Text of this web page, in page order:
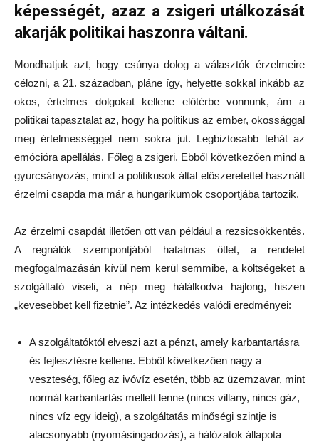
képességét, azaz a zsigeri utálkozását
akarják politikai haszonra váltani.
Mondhatjuk azt, hogy csúnya dolog a választók érzelmeire
célozni, a 21. században, pláne így, helyette sokkal inkább az
okos, értelmes dolgokat kellene előtérbe vonnunk, ám a
politikai tapasztalat az, hogy ha politikus az ember, okossággal
meg értelmességgel nem sokra jut. Legbiztosabb tehát az
emócióra apellálás. Főleg a zsigeri. Ebből következően mind a
gyurcsányozás, mind a politikusok által előszeretettel használt
érzelmi csapda ma már a hungarikumok csoportjába tartozik.
Az érzelmi csapdát illetően ott van például a rezsicsökkentés.
A regnálók szempontjából hatalmas ötlet, a rendelet
megfogalmazásán kívül nem kerül semmibe, a költségeket a
szolgáltató viseli, a nép meg hálálkodva hajlong, hiszen
„kevesebbet kell fizetnie”. Az intézkedés valódi eredményei:
A szolgáltatóktól elveszi azt a pénzt, amely karbantartásra
és fejlesztésre kellene. Ebből következően nagy a
veszteség, főleg az ivóvíz esetén, több az üzemzavar, mint
normál karbantartás mellett lenne (nincs villany, nincs gáz,
nincs víz egy ideig), a szolgáltatás minőségi szintje is
alacsonyabb (nyomásingadozás), a hálózatok állapota